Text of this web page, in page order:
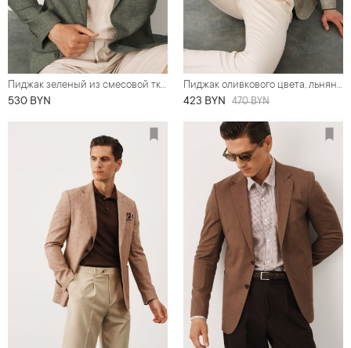
Пиджак зеленый из смесовой ткани со льном
530 BYN
Пиджак оливкового цвета, льняная ткань
423 BYN 470 BYN